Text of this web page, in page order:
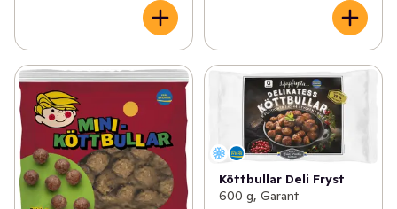
Köttbullar Deli Fryst
600 g, Garant